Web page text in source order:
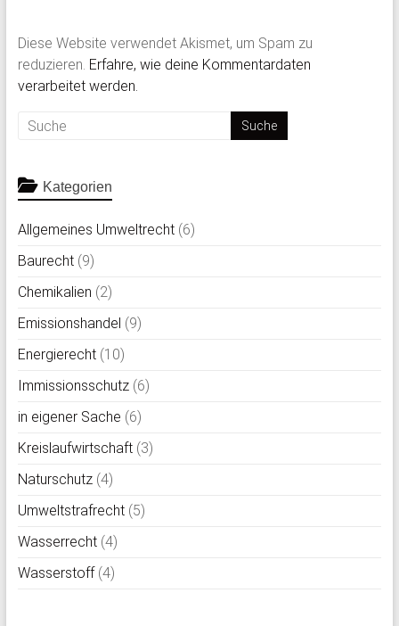
Diese Website verwendet Akismet, um Spam zu
reduzieren. Erfahre, wie deine Kommentardaten
verarbeitet werden.
Kategorien
Allgemeines Umweltrecht(6)
Baurecht(9)
Chemikalien (2)
Emissionshandel (9)
Energierecht(10)
Immissionsschutz(6)
in eigener Sache (6)
Kreislaufwirtschaft(3)
Naturschutz(4)
Umweltstrafrecht(5)
Wasserrecht(4)
Wasserstoff(4)